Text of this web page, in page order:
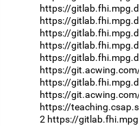
https://
https://
https://
https://
https://
https://
https://
https://
https://
2 https://